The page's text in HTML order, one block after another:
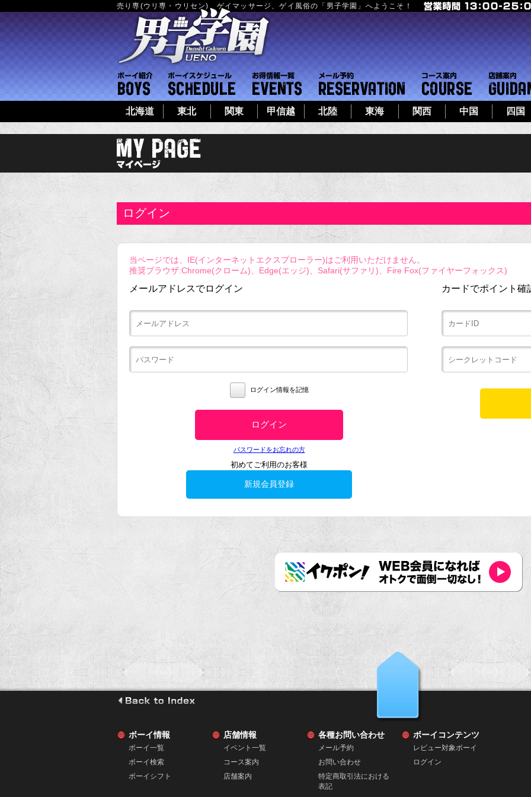
売り専(ウリ専・ウリセン)、ゲイマッサージ、ゲイ風俗の「男子学園」へようこそ！
北海道 東北 関東 甲信越 北陸 東海 関西 中国 四国
ボーイ紹介 ボーイシフト イベント一覧 メール予約 コース案内
ログイン
当ページでは、IE(インターネットエクスプローラー)はご利用いただけません。
推奨ブラウザ:Chrome(クローム)、Edge(エッジ)、Safari(サファリ)、Fire Fox(ファイヤーフォックス)
メールアドレスでログイン
ログイン情報を記憶
パスワードをお忘れの方
初めてご利用のお客様
新規会員登録
カードでポイント確
上へ戻る
ボーイ情報
ボーイ一覧
ボーイ検索
ボーイシフト
店舗情報
イベント一覧
コース案内
店舗案内
各種お問い合わせ
メール予約
お問い合わせ
特定商取引法における
表記
ボーイコンテンツ
レビュー対象ボーイ
ログイン